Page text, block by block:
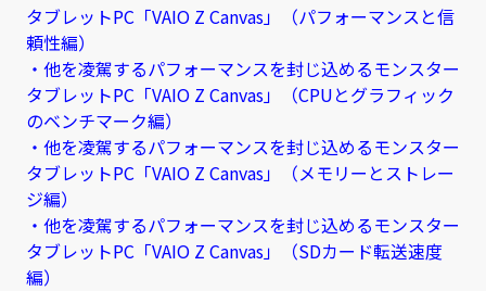
タブレットPC「VAIO Z Canvas」（パフォーマンスと信
頼性編）
・他を凌駕するパフォーマンスを封じ込めるモンスター
タブレットPC「VAIO Z Canvas」（CPUとグラフィック
のベンチマーク編）
・他を凌駕するパフォーマンスを封じ込めるモンスター
タブレットPC「VAIO Z Canvas」（メモリーとストレー
ジ編）
・他を凌駕するパフォーマンスを封じ込めるモンスター
タブレットPC「VAIO Z Canvas」（SDカード転送速度
編）